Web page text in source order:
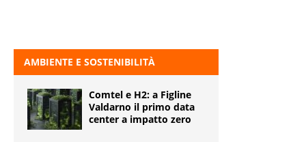
AMBIENTE E SOSTENIBILITÀ
Comtel e H2: a Figline
Valdarno il primo data
center a impatto zero